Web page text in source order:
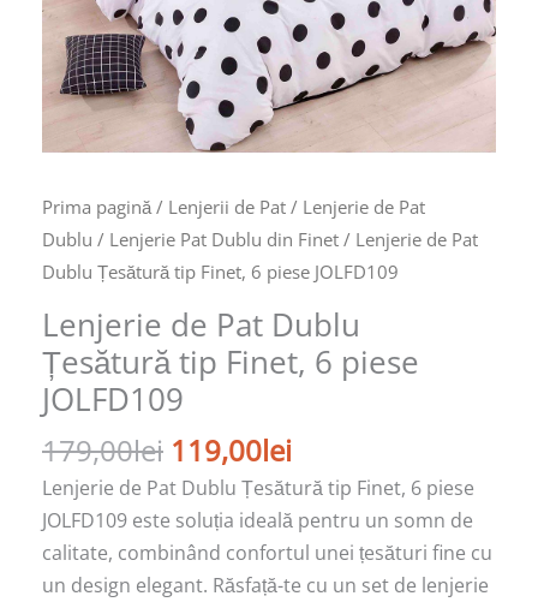
Prima pagină/ Lenjerii de Pat / Lenjerie de Pat
Dublu / Lenjerie Pat Dublu din Finet / Lenjerie de Pat
Dublu Țesătură tip Finet, 6 piese JOLFD109
Lenjerie de Pat Dublu
Țesătură tip Finet, 6 piese
JOLFD109
179,00lei 119,00lei
Lenjerie de Pat Dublu Țesătură tip Finet, 6 piese
JOLFD109 este soluția ideală pentru un somn de
calitate, combinând confortul unei țesături fine cu
un design elegant. Răsfață-te cu un set de lenjerie
JOLFD109